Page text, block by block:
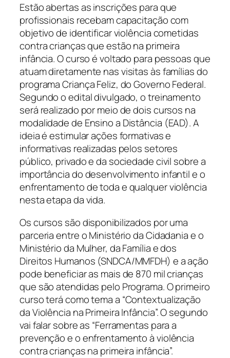
Estão abertas as inscrições para que
profissionais recebam capacitação com
objetivo de identificar violência cometidas
contra crianças que estão na primeira
infância. O curso é voltado para pessoas que
atuam diretamente nas visitas às famílias do
programa Criança Feliz, do Governo Federal.
Segundo o edital divulgado, o treinamento
será realizado por meio de dois cursos na
modalidade de Ensino a Distância (EAD). A
ideia é estimular ações formativas e
informativas realizadas pelos setores
público, privado e da sociedade civil sobre a
importância do desenvolvimento infantil e o
enfrentamento de toda e qualquer violência
nesta etapa da vida.
Os cursos são disponibilizados por uma
parceria entre o Ministério da Cidadania e o
Ministério da Mulher, da Família e dos
Direitos Humanos (SNDCA/MMFDH) e a ação
pode beneficiar as mais de 870 mil crianças
que são atendidas pelo Programa. O primeiro
curso terá como tema a “Contextualização
da Violência na Primeira Infância”. O segundo
vai falar sobre as “Ferramentas para a
prevenção e o enfrentamento à violência
contra crianças na primeira infância”.